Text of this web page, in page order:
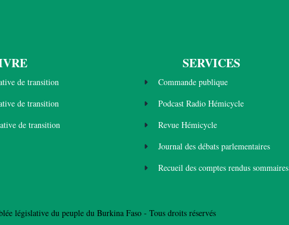
de transition
de transition
de transition
SERVICES
Commande publique
Podcast Radio Hémicycle
Revue Hémicycle
Journal des débats parlementaires
Recueil des comptes rendus sommaires
législative du peuple du Burkina Faso - Tous droits réservés